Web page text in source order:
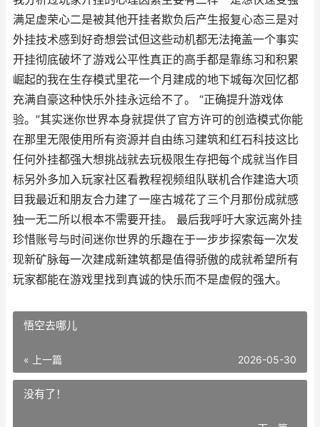
满足虚荣心二是被其他开挂者欺负后产生报复心态三是对
外挂技术感到好奇想尝试但这些动机都无法掩盖一个事实
开挂彻底破坏了游戏公平性真正的高手都是靠练习和积累
崛起的我在生存模式里花一个月建成的地下城每次回忆都
充满自豪这种快乐外挂永远给不了。 “正确提升游戏体
验。”其实迷你世界本身就提供了官方许可的创造模式你能
在那里无限使用所有资源并自由练习建筑和红石科技这比
任何外挂都强大想挑战就去玩极限生存把每个成就当作目
标另外多加入玩家社区看教程视频组队联机合作建造大项
目我最近和朋友合力建了一座古城花了三个月那份成就感
独一无二所以根本不需要开挂。 最后我呼吁大家远离外挂
珍惜账号与时间迷你世界的乐趣在于一步步探索每一次发
现新矿脉每一次建成新建筑都是值得骄傲的成就希望所有
玩家都能在游戏里找到真诚的快乐而不是虚假的强大。
悟空去哪儿
« 上一篇 2026-05-30
没有了！